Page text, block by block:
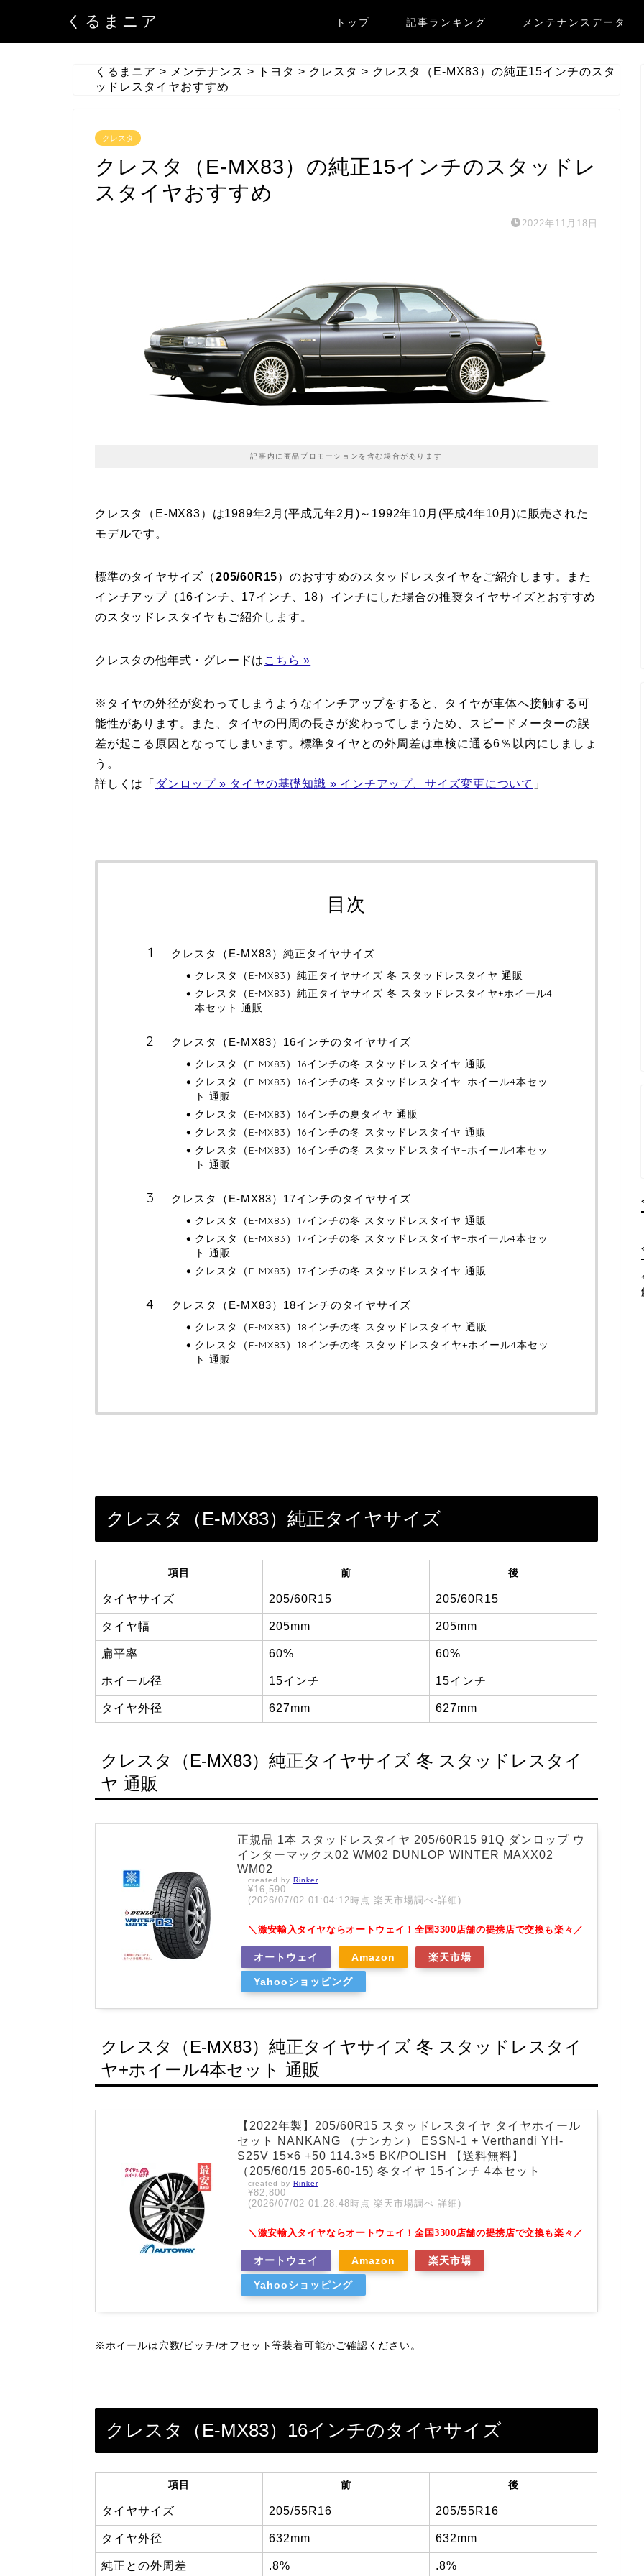
くるまニア トップ 記事ランキング メンテナンスデータ
くるまニア > メンテナンス > トヨタ > クレスタ > クレスタ（E-MX83）の純正15インチのスタ
ッドレスタイヤおすすめ
クレスタ
クレスタ（E-MX83）の純正15インチのスタッドレ
スタイヤおすすめ
2022年11月18日
記事内に商品プロモーションを含む場合があります
クレスタ（E-MX83）は1989年2月(平成元年2月)～1992年10月(平成4年10月)に販売された
モデルです。
標準のタイヤサイズ（205/60R15）のおすすめのスタッドレスタイヤをご紹介します。また
インチアップ（16インチ、17インチ、18）インチにした場合の推奨タイヤサイズとおすすめ
のスタッドレスタイヤもご紹介します。
クレスタの他年式・グレードは こちら »
※タイヤの外径が変わってしまうようなインチアップをすると、タイヤが車体へ接触する可
能性があります。また、タイヤの円周の長さが変わってしまうため、スピードメーターの誤
差が起こる原因となってしまいます。標準タイヤとの外周差は車検に通る6％以内にしましょ
う。
詳しくは「 ダンロップ » タイヤの基礎知識 » インチアップ、サイズ変更について 」
目次
クレスタ（E-MX83）純正タイヤサイズ
クレスタ（E-MX83）純正タイヤサイズ 冬 スタッドレスタイヤ 通販
クレスタ（E-MX83）純正タイヤサイズ 冬 スタッドレスタイヤ+ホイール4
本セット 通販
クレスタ（E-MX83）16インチのタイヤサイズ
クレスタ（E-MX83）16インチの冬 スタッドレスタイヤ 通販
クレスタ（E-MX83）16インチの冬 スタッドレスタイヤ+ホイール4本セッ
ト 通販
クレスタ（E-MX83）16インチの夏タイヤ 通販
クレスタ（E-MX83）16インチの冬 スタッドレスタイヤ 通販
クレスタ（E-MX83）16インチの冬 スタッドレスタイヤ+ホイール4本セッ
ト 通販
クレスタ（E-MX83）17インチのタイヤサイズ
クレスタ（E-MX83）17インチの冬 スタッドレスタイヤ 通販
クレスタ（E-MX83）17インチの冬 スタッドレスタイヤ+ホイール4本セッ
ト 通販
クレスタ（E-MX83）17インチの冬 スタッドレスタイヤ 通販
クレスタ（E-MX83）18インチのタイヤサイズ
クレスタ（E-MX83）18インチの冬 スタッドレスタイヤ 通販
クレスタ（E-MX83）18インチの冬 スタッドレスタイヤ+ホイール4本セッ
ト 通販
クレスタ（E-MX83）純正タイヤサイズ
項目 前 後
タイヤサイズ 205/60R15 205/60R15
タイヤ幅 205mm 205mm
扁平率 60% 60%
ホイール径 15インチ 15インチ
タイヤ外径 627mm 627mm
クレスタ（E-MX83）純正タイヤサイズ 冬 スタッドレスタイ
ヤ 通販
正規品 1本 スタッドレスタイヤ 205/60R15 91Q ダンロップ ウ
インターマックス02 WM02 DUNLOP WINTER MAXX02
WM02
created by Rinker
¥16,590
(2026/07/02 01:04:12時点 楽天市場調べ-詳細)
＼激安輸入タイヤならオートウェイ！全国3300店舗の提携店で交換も楽々／
オートウェイ Amazon 楽天市場
Yahooショッピング
クレスタ（E-MX83）純正タイヤサイズ 冬 スタッドレスタイ
ヤ+ホイール4本セット 通販
【2022年製】205/60R15 スタッドレスタイヤ タイヤホイール
セット NANKANG （ナンカン） ESSN-1 + Verthandi YH-
S25V 15×6 +50 114.3×5 BK/POLISH 【送料無料】
（205/60/15 205-60-15) 冬タイヤ 15インチ 4本セット
created by Rinker
¥82,800
(2026/07/02 01:28:48時点 楽天市場調べ-詳細)
＼激安輸入タイヤならオートウェイ！全国3300店舗の提携店で交換も楽々／
オートウェイ Amazon 楽天市場
Yahooショッピング
※ホイールは穴数/ピッチ/オフセット等装着可能かご確認ください。
クレスタ（E-MX83）16インチのタイヤサイズ
項目 前 後
タイヤサイズ 205/55R16 205/55R16
タイヤ外径 632mm 632mm
純正との外周差 .8% .8%